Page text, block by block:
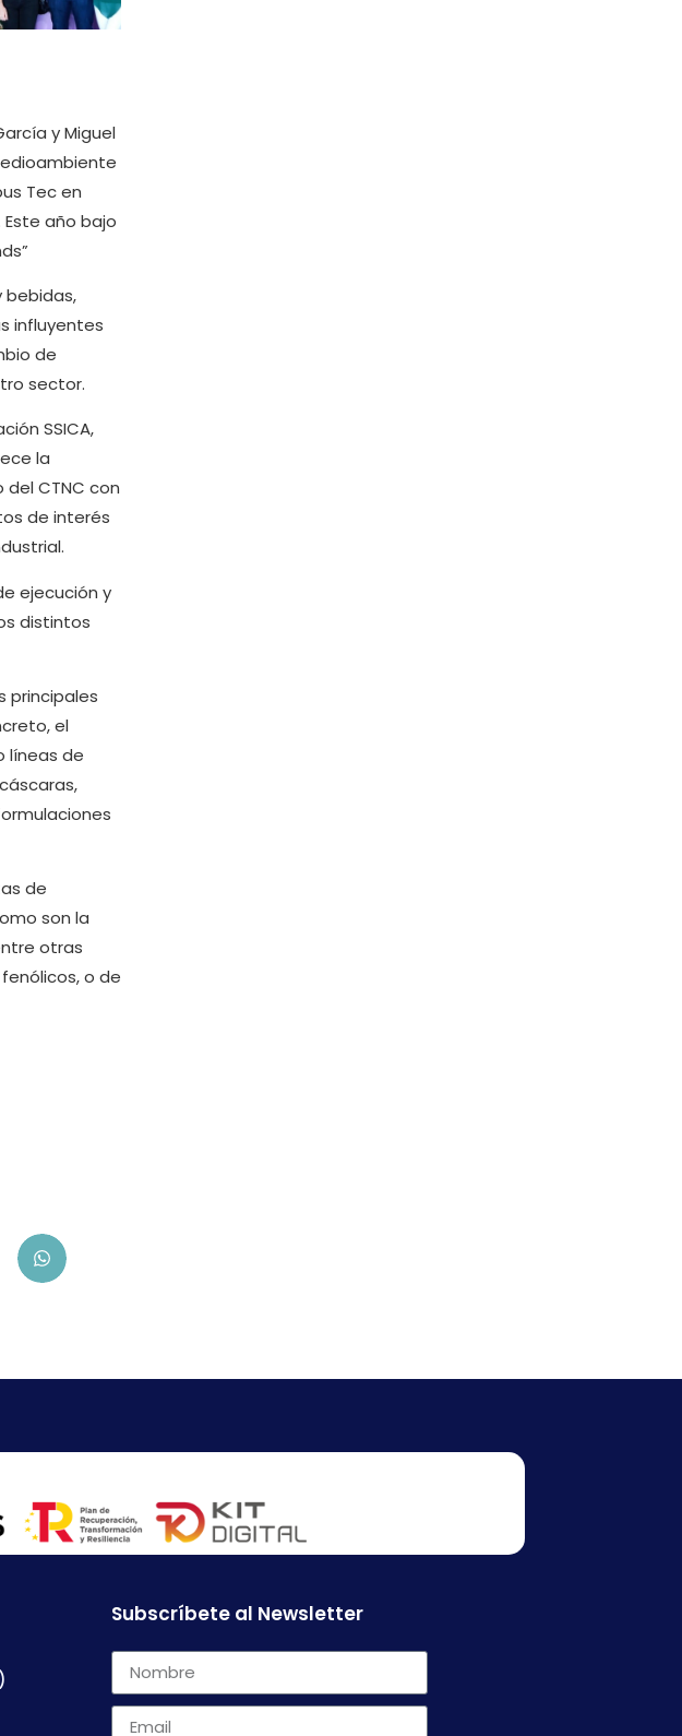
y Miguel
Tec en
año bajo
bebidas,
influyentes
de
sector.
SSICA,
la
CTNC con
de interés
ejecución y
distintos
principales
el
líneas de
de
son la
otras
o de
Subscríbete al Newsletter